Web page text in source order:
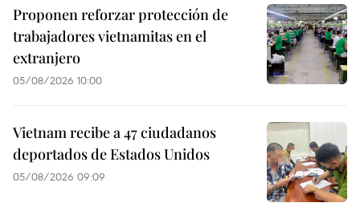
Proponen reforzar protección de
trabajadores vietnamitas en el
extranjero
05/08/2026 10:00
Vietnam recibe a 47 ciudadanos
deportados de Estados Unidos
05/08/2026 09:09